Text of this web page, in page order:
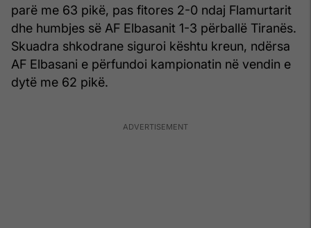
parë me 63 pikë, pas fitores 2-0 ndaj Flamurtarit
dhe humbjes së AF Elbasanit 1-3 përballë Tiranës.
Skuadra shkodrane siguroi kështu kreun, ndërsa
AF Elbasani e përfundoi kampionatin në vendin e
dytë me 62 pikë.